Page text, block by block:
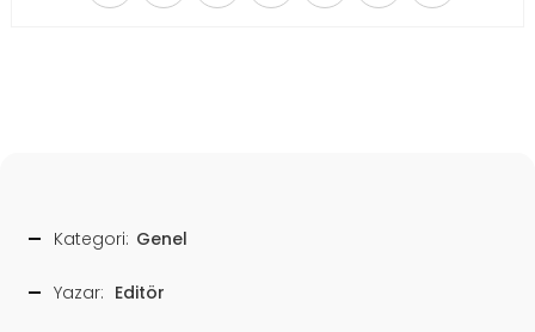
Kategori: Genel
Yazar: Editör